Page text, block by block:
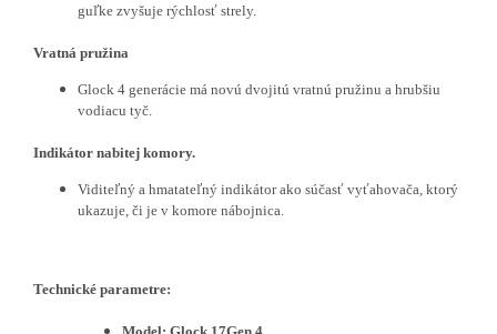
guľke zvyšuje rýchlosť strely.
Vratná pružina
Glock 4 generácie má novú dvojitú vratnú pružinu a hrubšiu
vodiacu tyč.
Indikátor nabitej komory.
Viditeľný a hmatateľný indikátor ako súčasť vyťahovača, ktorý
ukazuje, či je v komore nábojnica.
Technické parametre: